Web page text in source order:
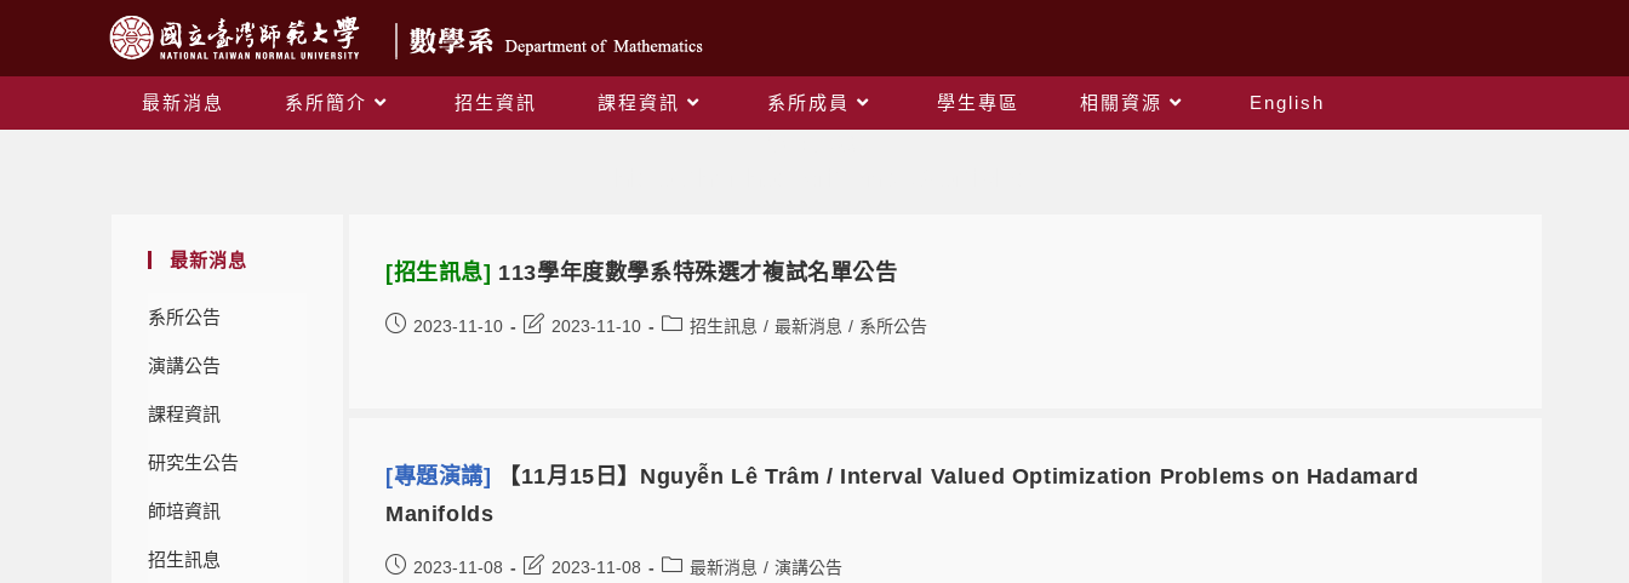
最新消息 系所簡介 招生資訊 課程資訊 系所成員 學生專區 相關資源
English
最新消息
系所公告
演講公告
課程資訊
研究生公告
師培資訊
招生訊息
[招生訊息] 113學年度數學系特殊選才複試名單公告
2023-11-10 2023-11-10 招生訊息 / 最新消息 / 系所公告
[專題演講]
【11月15日】Nguyễn Lê Trâm / Interval Valued Optimization Problems on Hadamard
Manifolds
2023-11-08 2023-11-08 最新消息 / 演講公告